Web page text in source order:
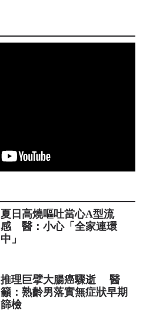
夏日高燒嘔吐當心A型流
感 醫：小心「全家連環
中」
推理巨擘大腸癌驟逝 醫
籲：熟齡男落實無症狀早期
篩檢